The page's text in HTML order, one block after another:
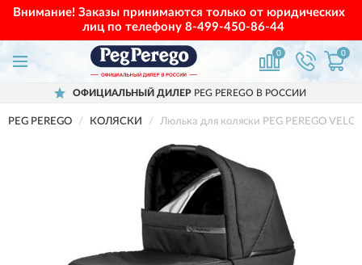
Внимание! Заказы принимаются только от юридических
лиц по телефону 8-499-450-86-44
0 0
ОФИЦИАЛЬНЫЙ ДИЛЕР PEG PEREGO В РОССИИ
PEG PEREGO КОЛЯСКИ Люлька для коляски PEG PEREGO